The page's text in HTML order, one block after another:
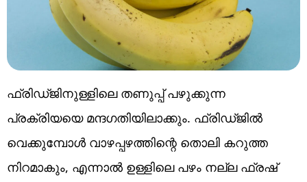
ഫ്രിഡ്ജിനുള്ളിലെ തണുപ്പ് പഴുക്കുന്ന
പ്രക്രിയയെ മന്ദഗതിയിലാക്കും. ഫ്രിഡ്ജിൽ
വെക്കുമ്പോൾ വാഴപ്പഴത്തിന്റെ തൊലി കറുത്ത
നിറമാകും, എന്നാൽ ഉള്ളിലെ പഴം നല്ല ഫ്രഷ്